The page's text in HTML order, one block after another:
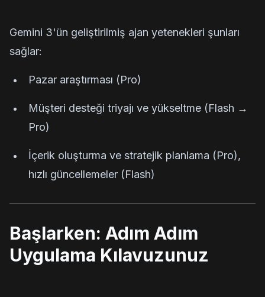
Gemini 3'ün geliştirilmiş ajan yetenekleri şunları
sağlar:
Pazar araştırması (Pro)
Müşteri desteği triyajı ve yükseltme (Flash →
Pro)
İçerik oluşturma ve stratejik planlama (Pro),
hızlı güncellemeler (Flash)
Başlarken: Adım Adım
Uygulama Kılavuzunuz